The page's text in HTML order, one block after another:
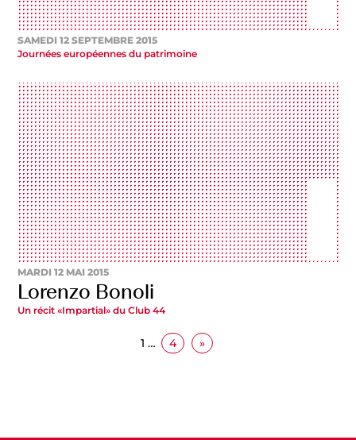
SAMEDI 12 SEPTEMBRE 2015
Journées européennes du patrimoine
MARDI 12 MAI 2015
Lorenzo Bonoli
Un récit «Impartial» du Club 44
1 … 4 »